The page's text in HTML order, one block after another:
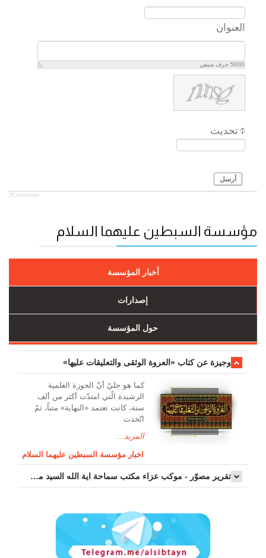
العنوان
5000 حرف متبقي
تحديث
أرسل
JComments
مؤسسة السبطين عليهما السلام
أخبار المؤسسة
إصدارات
حول المؤسسة
وجیزة عن کتاب «العروة الوثقی والتعلیقات علیها»
کما هو جليّ أنّ الحوزة العلمیة
الرشیدة الّتي امتدّت أكثر من ألف
سنة، كانت تعتمد «النهاية» متناً، ثمّ
اتّخذت
المزيد...
اخبار مؤسسة السبطين عليهما السلام
تقرير مصوّر - موكب عزاء مکتب سماحة اية الله السيد مرتضى الموسوي الاصفهاني في يوم إستشهاد السيدة فاطم...